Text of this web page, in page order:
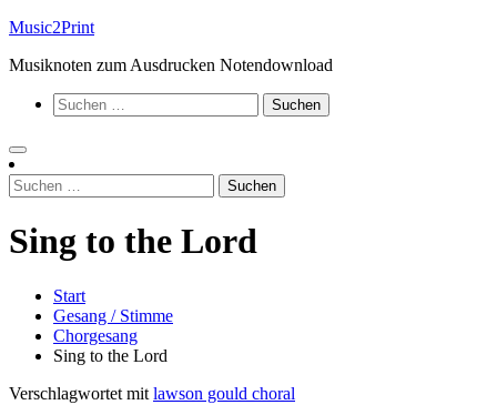
Zum
springen
Music2Print
Musiknoten zum Ausdrucken Notendownload
Suchen
nach:
Suchen
nach:
Sing to the Lord
Start
Gesang / Stimme
Chorgesang
Sing to the Lord
Verschlagwortet mit lawson gould choral